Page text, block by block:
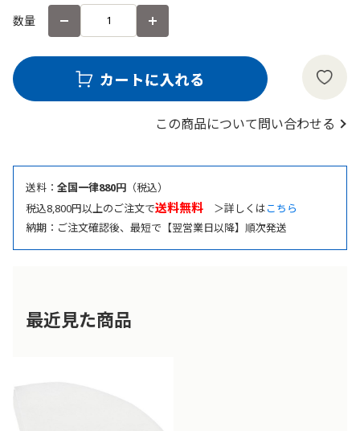
数量
この商品について問い合わせる
送料： 全国一律880円 （税込）
税込8,800円以上のご注文で送料無料 ＞詳しくはこちら
納期：ご注文確認後、最短で【翌営業日以降】順次発送
最近見た商品